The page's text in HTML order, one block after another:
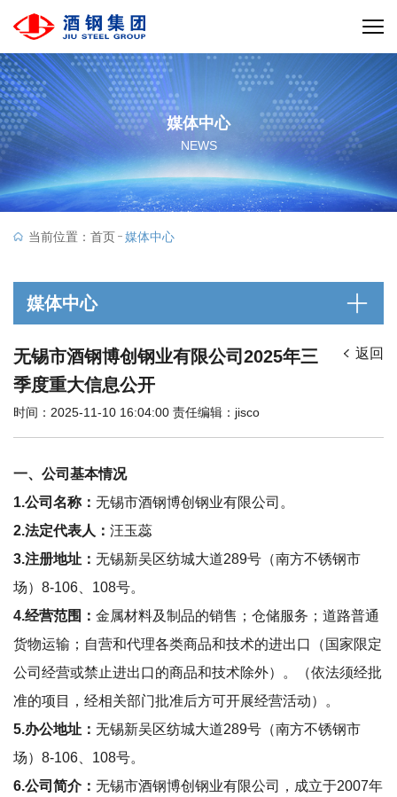
媒体中心
NEWS
当前位置： 首页 媒体中心
媒体中心
无锡市酒钢博创钢业有限公司2025年三
季度重大信息公开
时间：2025-11-10 16:04:00 责任编辑：jisco
返回
一、公司基本情况
1.公司名称： 无锡市酒钢博创钢业有限公司。
2.法定代表人： 汪玉蕊
3.注册地址： 无锡新吴区纺城大道289号（南方不锈钢市
场）8-106、108号。
4.经营范围： 金属材料及制品的销售；仓储服务；道路普通
货物运输；自营和代理各类商品和技术的进出口（国家限定
公司经营或禁止进出口的商品和技术除外）。（依法须经批
准的项目，经相关部门批准后方可开展经营活动）。
5.办公地址： 无锡新吴区纺城大道289号（南方不锈钢市
场）8-106、108号。
6.公司简介： 无锡市酒钢博创钢业有限公司，成立于2007年